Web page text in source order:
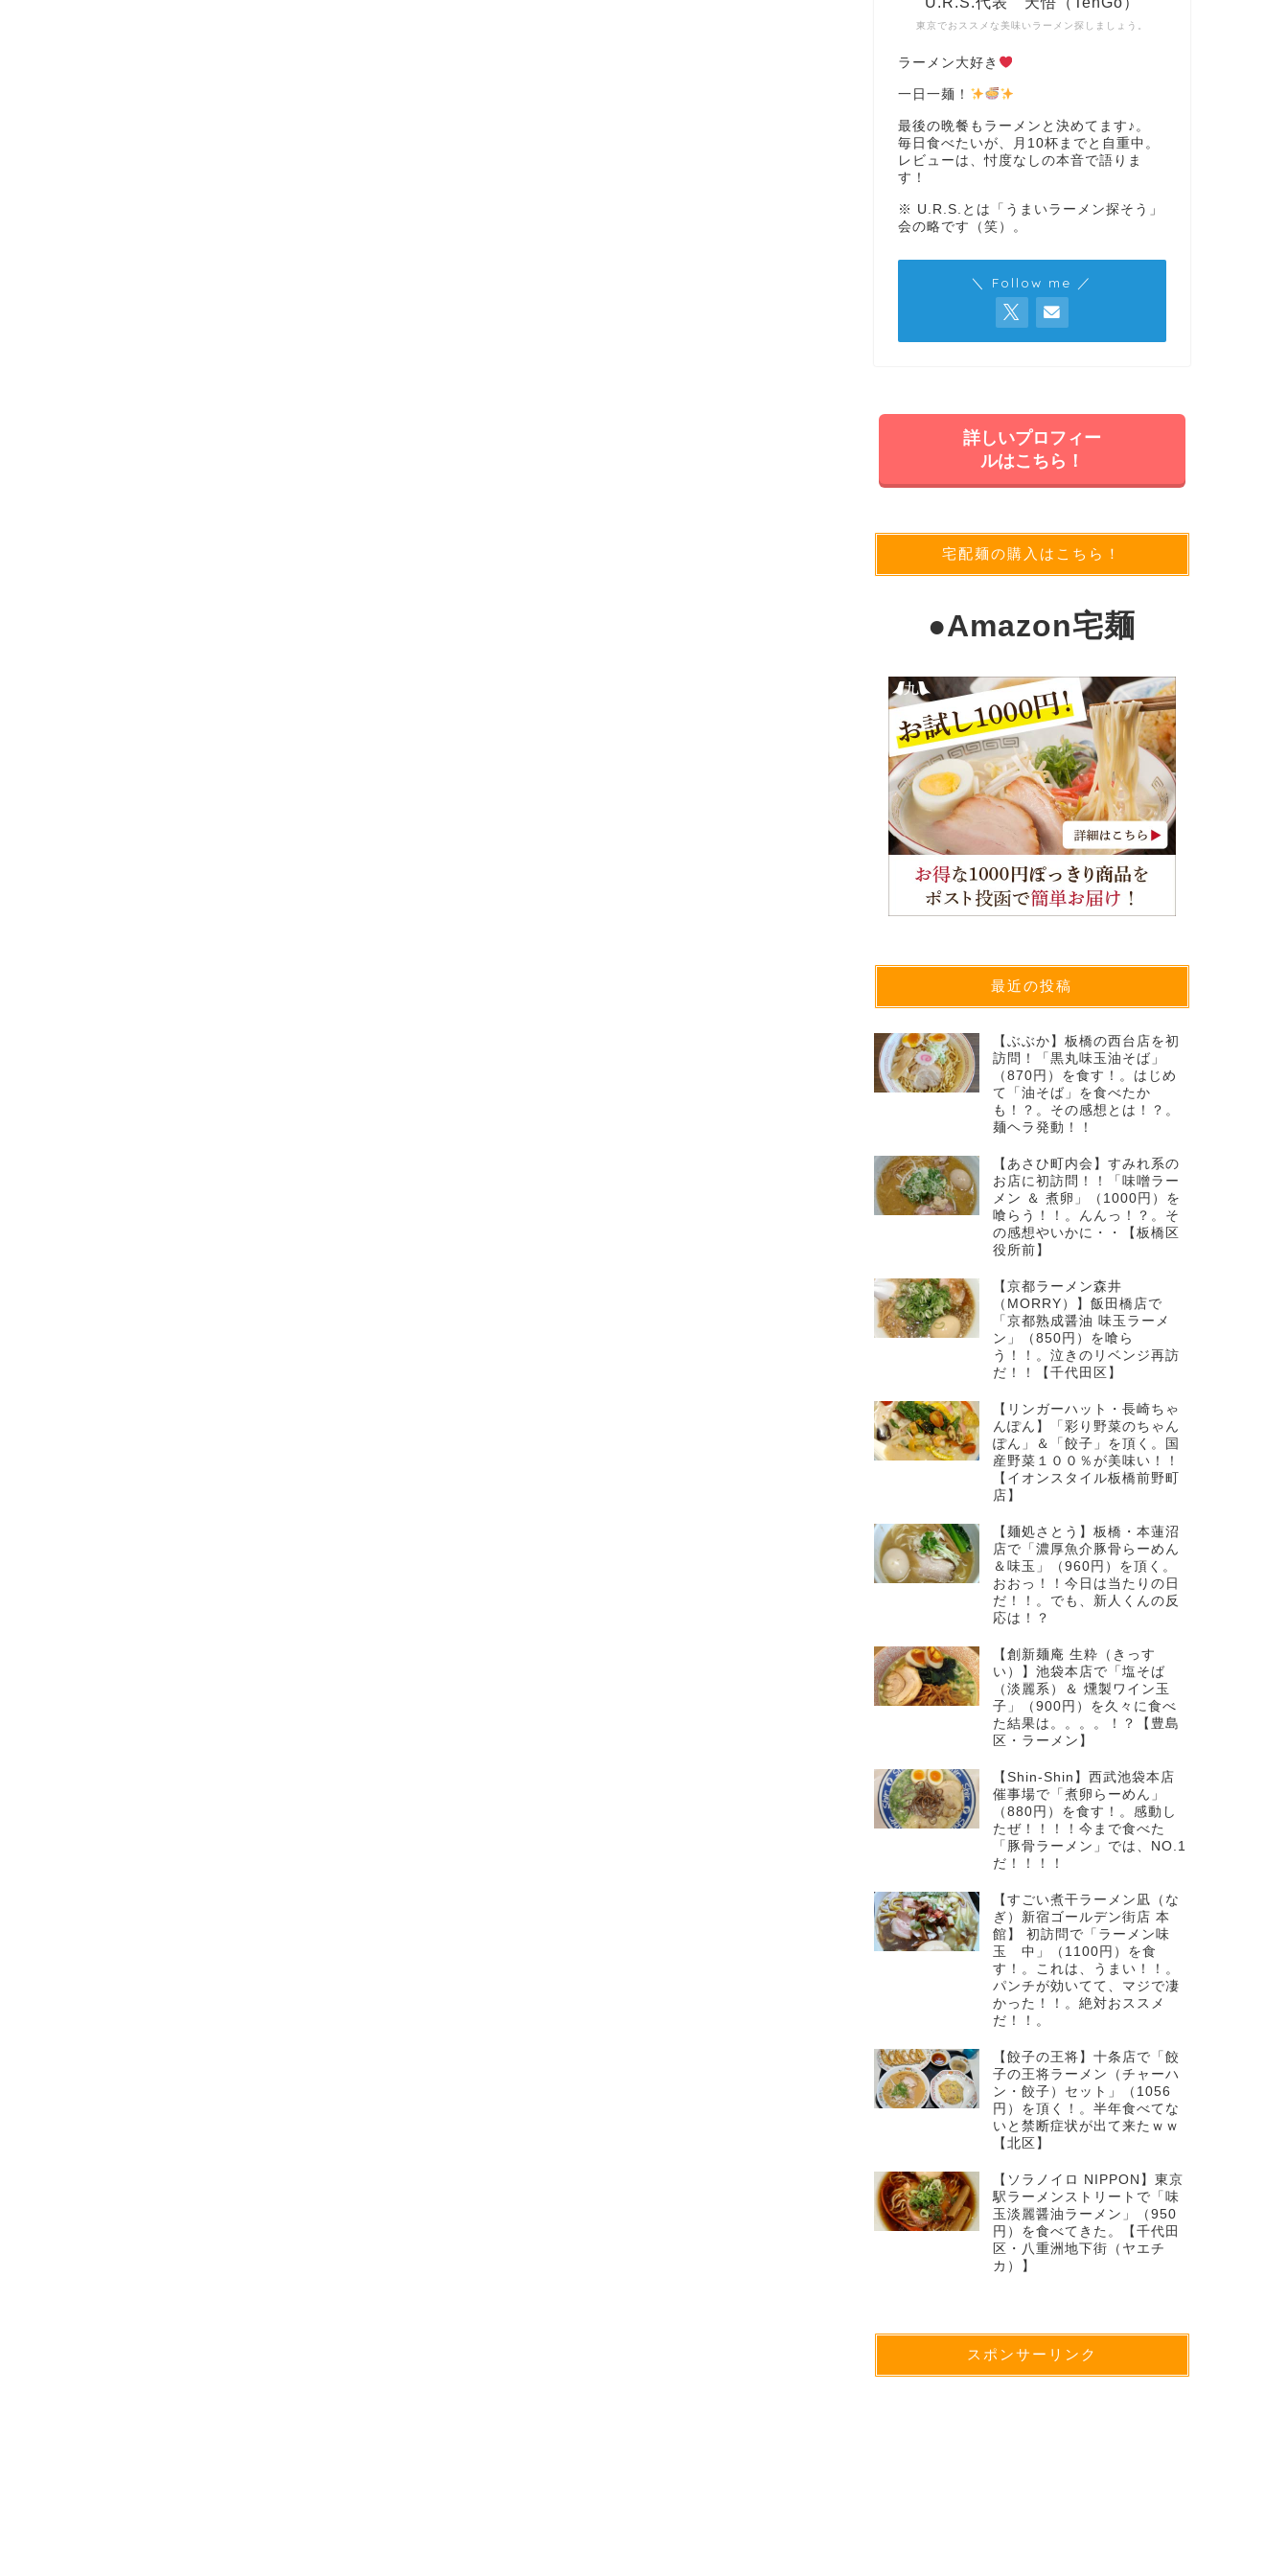
東京でおススメな美味いラーメン探しましょう。
ラーメン大好き
一日一麺！
最後の晩餐もラーメンと決めてます♪。
毎日食べたいが、月10杯までと自重中。
レビューは、忖度なしの本音で語りま
す！
※ U.R.S.とは「うまいラーメン探そう」
会の略です（笑）。
＼ Follow me ／
詳しいプロフィー
ルはこちら！
宅配麺の購入はこちら！
●Amazon宅麺
最近の投稿
【ぶぶか】板橋の西台店を初
訪問！「黒丸味玉油そば」
（870円）を食す！。はじめ
て「油そば」を食べたか
も！？。その感想とは！？。
麺ヘラ発動！！
【あさひ町内会】すみれ系の
お店に初訪問！！「味噌ラー
メン ＆ 煮卵」（1000円）を
喰らう！！。んんっ！？。そ
の感想やいかに・・【板橋区
役所前】
【京都ラーメン森井
（MORRY）】飯田橋店で
「京都熟成醤油 味玉ラーメ
ン」（850円）を喰ら
う！！。泣きのリベンジ再訪
だ！！【千代田区】
【リンガーハット・長崎ちゃ
んぽん】「彩り野菜のちゃん
ぽん」＆「餃子」を頂く。国
産野菜１００％が美味い！！
【イオンスタイル板橋前野町
店】
【麺処さとう】板橋・本蓮沼
店で「濃厚魚介豚骨らーめん
＆味玉」（960円）を頂く。
おおっ！！今日は当たりの日
だ！！。でも、新人くんの反
応は！？
【創新麺庵 生粋（きっす
い）】池袋本店で「塩そば
（淡麗系）＆ 燻製ワイン玉
子」（900円）を久々に食べ
た結果は。。。。！？【豊島
区・ラーメン】
【Shin-Shin】西武池袋本店
催事場で「煮卵らーめん」
（880円）を食す！。感動し
たぜ！！！！今まで食べた
「豚骨ラーメン」では、NO.1
だ！！！！
【すごい煮干ラーメン凪（な
ぎ）新宿ゴールデン街店 本
館】 初訪問で「ラーメン味
玉 中」（1100円）を食
す！。これは、うまい！！。
パンチが効いてて、マジで凄
かった！！。絶対おススメ
だ！！。
【餃子の王将】十条店で「餃
子の王将ラーメン（チャーハ
ン・餃子）セット」（1056
円）を頂く！。半年食べてな
いと禁断症状が出て来たｗｗ
【北区】
【ソラノイロ NIPPON】東京
駅ラーメンストリートで「味
玉淡麗醤油ラーメン」（950
円）を食べてきた。【千代田
区・八重洲地下街（ヤエチ
カ）】
スポンサーリンク